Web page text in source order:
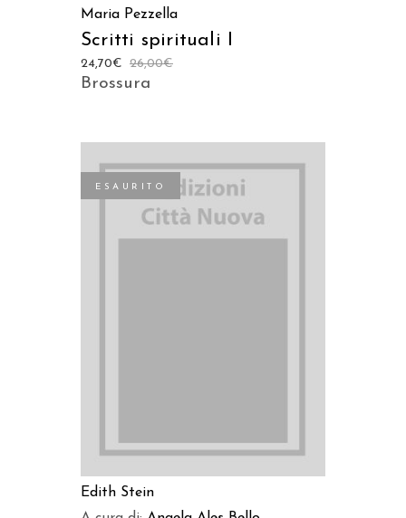
Maria Pezzella
Scritti spirituali I
26,00€
24,70€
Brossura
ESAURITO
Edith Stein